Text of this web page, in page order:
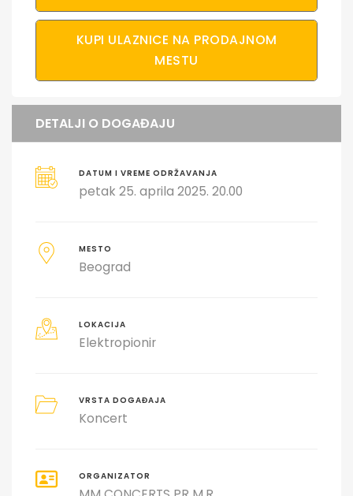
KUPI ULAZNICE NA PRODAJNOM
MESTU
DETALJI O DOGAĐAJU
DATUM I VREME ODRŽAVANJA
petak 25. aprila 2025. 20.00
MESTO
Beograd
LOKACIJA
Elektropionir
VRSTA DOGAĐAJA
Koncert
ORGANIZATOR